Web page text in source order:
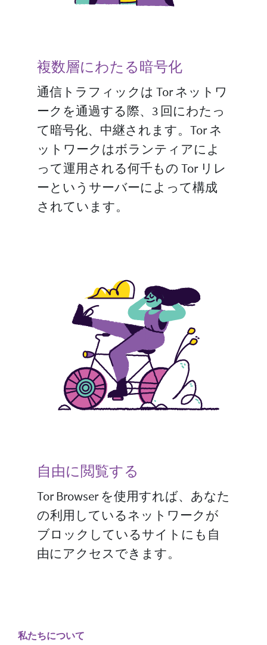
複数層にわたる暗号化
通信トラフィックは Tor ネットワ
ークを通過する際、3 回にわたっ
て暗号化、中継されます。Tor ネ
ットワークはボランティアによ
って運用される何千もの Tor リレ
ーというサーバーによって構成
されています。
自由に閲覧する
Tor Browser を使用すれば、あなた
の利用しているネットワークが
ブロックしているサイトにも自
由にアクセスできます。
私たちについて